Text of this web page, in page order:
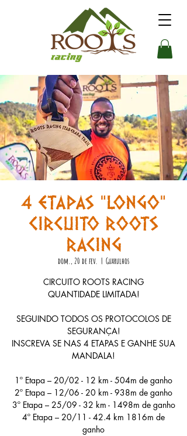
4 ETAPAS "LONGO"
CIRCUITO ROOTS
RACING
dom., 20 de fev.
  |
Guarulhos
CIRCUITO ROOTS RACING
QUANTIDADE LIMITADA!
SEGUINDO TODOS OS PROTOCOLOS DE
SEGURANÇA!
INSCREVA SE NAS 4 ETAPAS E GANHE SUA
MANDALA!
1º Etapa – 20/02 - 12 km - 504m de ganho
2º Etapa – 12/06 - 20 km - 938m de ganho
3º Etapa – 25/09 - 32 km - 1498m de ganho
4º Etapa – 20/11 - 42.4 km 1816m de
ganho